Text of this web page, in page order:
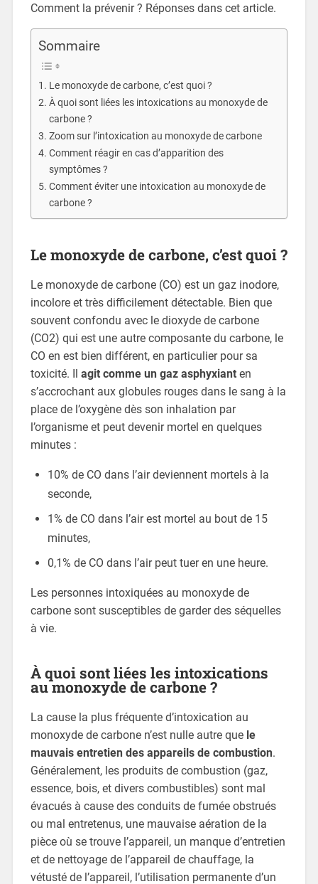
Comment la prévenir ? Réponses dans cet article.
Sommaire
Le monoxyde de carbone, c’est quoi ?
À quoi sont liées les intoxications au monoxyde de
carbone ?
Zoom sur l’intoxication au monoxyde de carbone
Comment réagir en cas d’apparition des
symptômes ?
Comment éviter une intoxication au monoxyde de
carbone ?
Le monoxyde de carbone, c’est quoi ?
Le monoxyde de carbone (CO) est un gaz inodore,
incolore et très difficilement détectable. Bien que
souvent confondu avec le dioxyde de carbone
(CO2) qui est une autre composante du carbone, le
CO en est bien différent, en particulier pour sa
toxicité. Il agit comme un gaz asphyxianten
s’accrochant aux globules rouges dans le sang à la
place de l’oxygène dès son inhalation par
l’organisme et peut devenir mortel en quelques
minutes :
10% de CO dans l’air deviennent mortels à la
seconde,
1% de CO dans l’air est mortel au bout de 15
minutes,
0,1% de CO dans l’air peut tuer en une heure.
Les personnes intoxiquées au monoxyde de
carbone sont susceptibles de garder des séquelles
à vie.
À quoi sont liées les intoxications
au monoxyde de carbone ?
La cause la plus fréquente d’intoxication au
monoxyde de carbone n’est nulle autre que le
mauvais entretien des appareils de combustion.
Généralement, les produits de combustion (gaz,
essence, bois, et divers combustibles) sont mal
évacués à cause des conduits de fumée obstrués
ou mal entretenus, une mauvaise aération de la
pièce où se trouve l’appareil, un manque d’entretien
et de nettoyage de l’appareil de chauffage, la
vétusté de l’appareil, l’utilisation permanente d’un